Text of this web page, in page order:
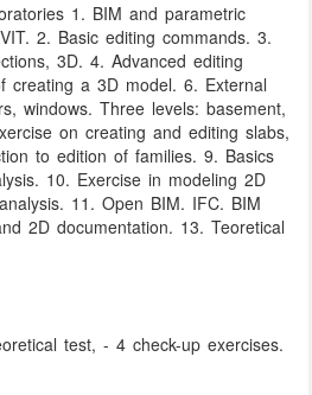
1. BIM and parametric
2. Basic editing commands. 3.
3D. 4. Advanced editing
creating a 3D model. 6. External
windows. Three levels: basement,
on creating and editing slabs,
to edition of families. 9. Basics
10. Exercise in modeling 2D
11. Open BIM. IFC. BIM
2D documentation. 13. Teoretical
test, - 4 check-up exercises.